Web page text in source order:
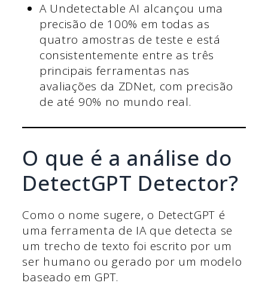
A Undetectable AI alcançou uma
precisão de 100% em todas as
quatro amostras de teste e está
consistentemente entre as três
principais ferramentas nas
avaliações da ZDNet, com precisão
de até 90% no mundo real.
O que é a análise do
DetectGPT Detector?
Como o nome sugere, o DetectGPT é
uma ferramenta de IA que detecta se
um trecho de texto foi escrito por um
ser humano ou gerado por um modelo
baseado em GPT.